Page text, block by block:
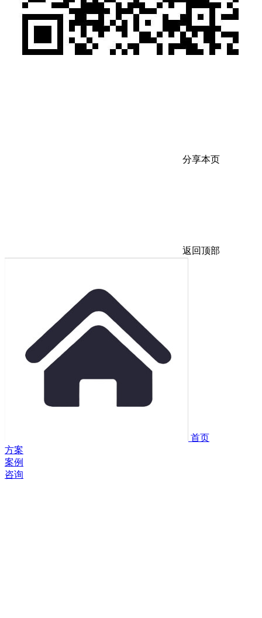
分享本页
返回顶部
首页
方案
案例
咨询